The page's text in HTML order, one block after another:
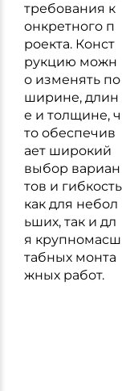
требования к
онкретного п
роекта. Конст
рукцию можн
о изменять по
ширине, длин
е и толщине, ч
то обеспечив
ает широкий
выбор вариан
тов и гибкость
как для небол
ьших, так и дл
я крупномасш
табных монта
жных работ.